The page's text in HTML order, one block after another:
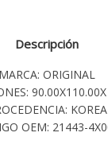
Descripción
ORIGINAL
KOREA
OEM: 21443-